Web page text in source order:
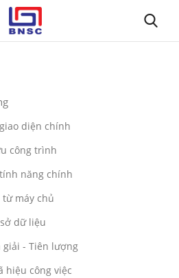
diện chính
công trình
năng chính
máy chủ
dữ liệu
giải - Tiên lượng
hiệu công việc